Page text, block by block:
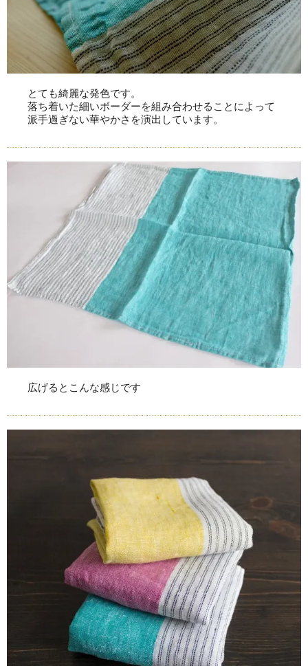
とても綺麗な発色です。
落ち着いた細いボーダーを組み合わせることによって
派手過ぎない華やかさを演出しています。
広げるとこんな感じです